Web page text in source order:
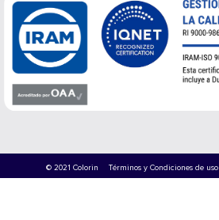
© 2021 Colorin Términos y Condiciones de uso